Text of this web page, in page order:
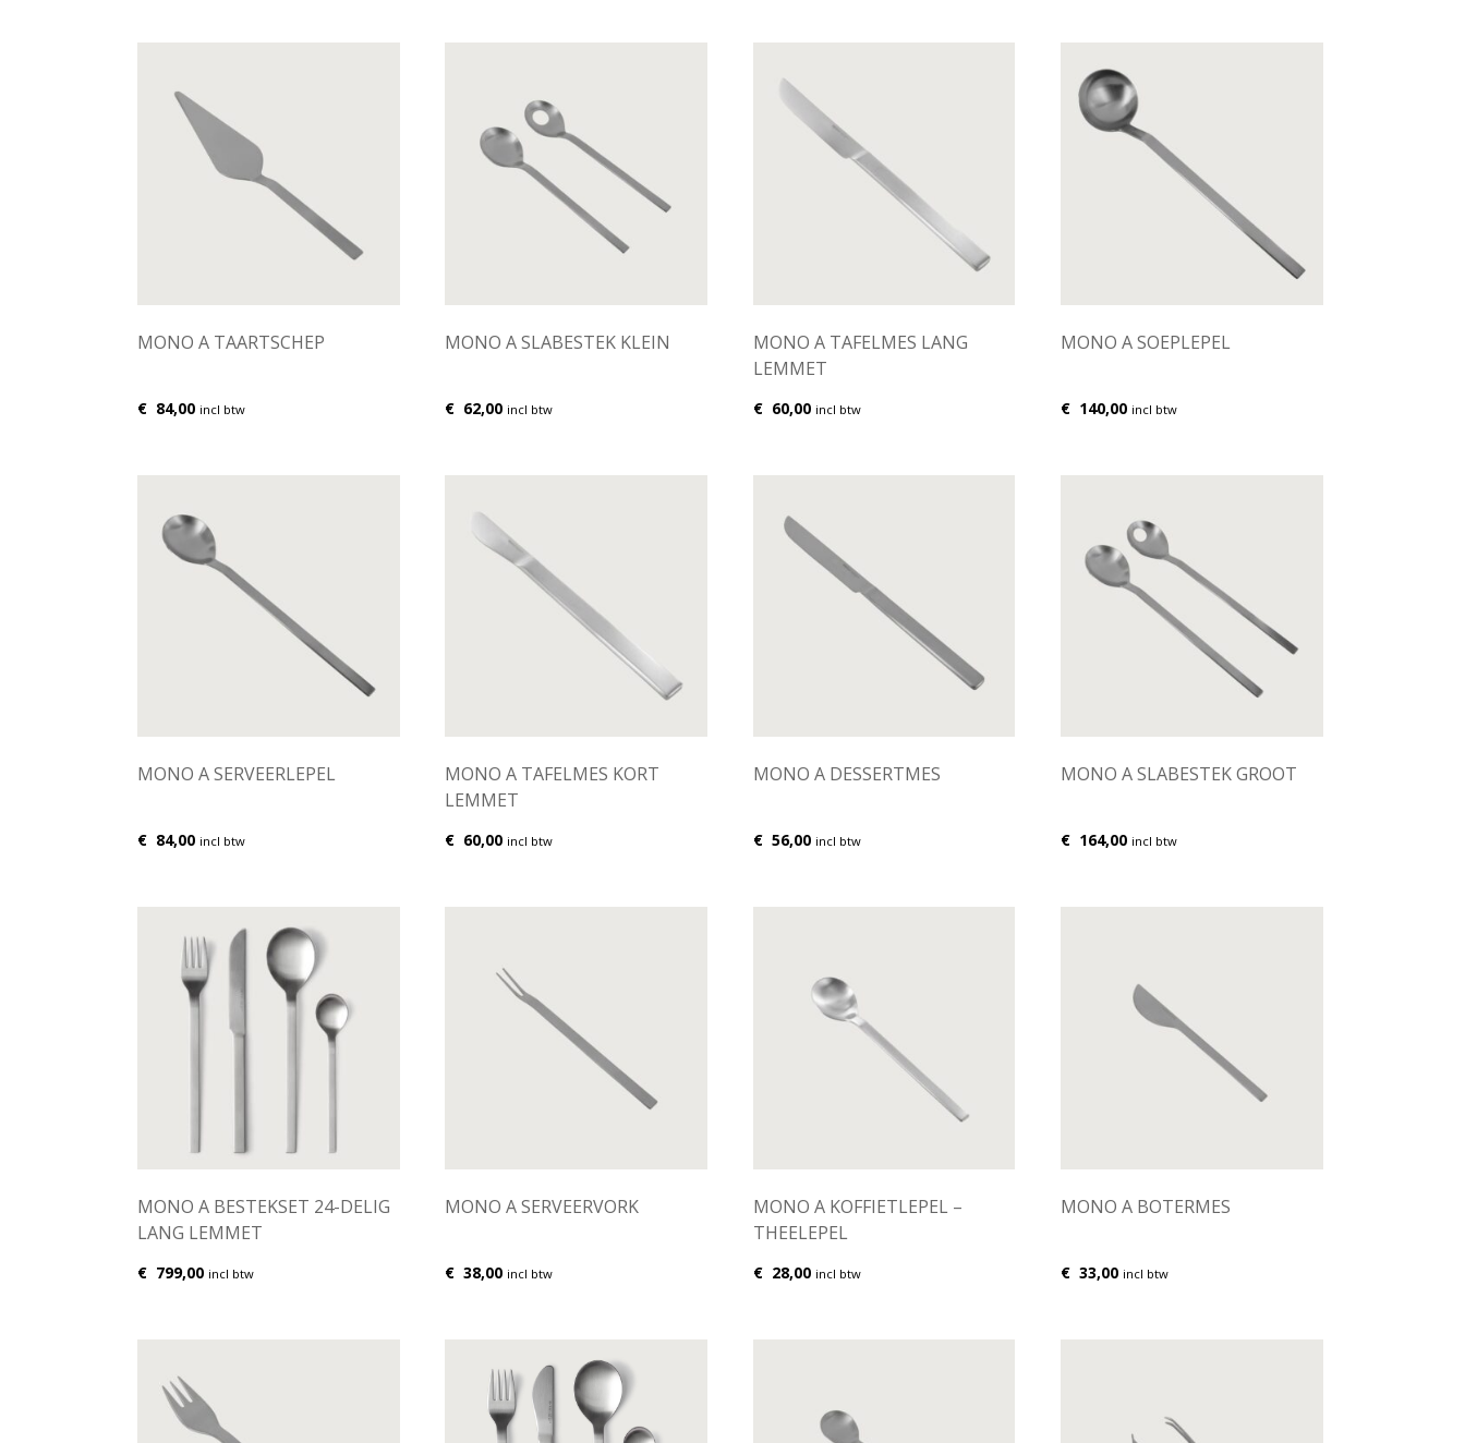
MONO A TAARTSCHEP
€ 84,00 incl btw
MONO A SLABESTEK KLEIN
€ 62,00 incl btw
MONO A TAFELMES LANG
LEMMET
€ 60,00 incl btw
MONO A SOEPLEPEL
€ 140,00 incl btw
MONO A SERVEERLEPEL
€ 84,00 incl btw
MONO A TAFELMES KORT
LEMMET
€ 60,00 incl btw
MONO A DESSERTMES
€ 56,00 incl btw
MONO A SLABESTEK GROOT
€ 164,00 incl btw
MONO A BESTEKSET 24-DELIG
LANG LEMMET
€ 799,00 incl btw
MONO A SERVEERVORK
€ 38,00 incl btw
MONO A KOFFIETLEPEL –
THEELEPEL
€ 28,00 incl btw
MONO A BOTERMES
€ 33,00 incl btw